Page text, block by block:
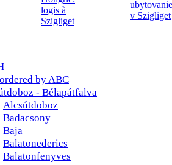
by ABC
- Bélapátfalva
Alcsútdoboz
Badacsony
Baja
Balatonederics
Balatonfenyves